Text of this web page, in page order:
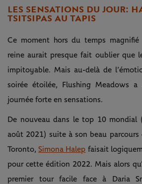
LES SENSATIONS DU JOUR :
TSITSIPAS AU TAPIS
Ce moment hors du temps
reine aurait presque fait oublier que
impitoyable. Mais au-delà de
soirée étoilée, Flushing Meadows a
journée forte en sensations.
De nouveau dans le top 10 mondial
août 2021) suite à son beau parcours
Toronto,Simona Halep faisait
pour cette édition 2022. Mais alors
premier tour facile face à Daria